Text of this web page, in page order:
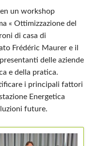
un workshop
« Ottimizzazione del
di casa di
Frédéric Maurer e il
delle aziende
e della pratica.
i principali fattori
Energetica
future.